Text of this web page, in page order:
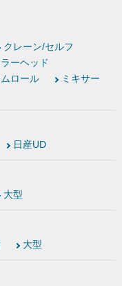
クレーン/セルフ
ラーヘッド
ロール
ミキサー
日産UD
大型
大型